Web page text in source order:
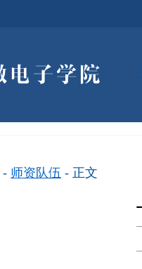
- 师资队伍 - 正文